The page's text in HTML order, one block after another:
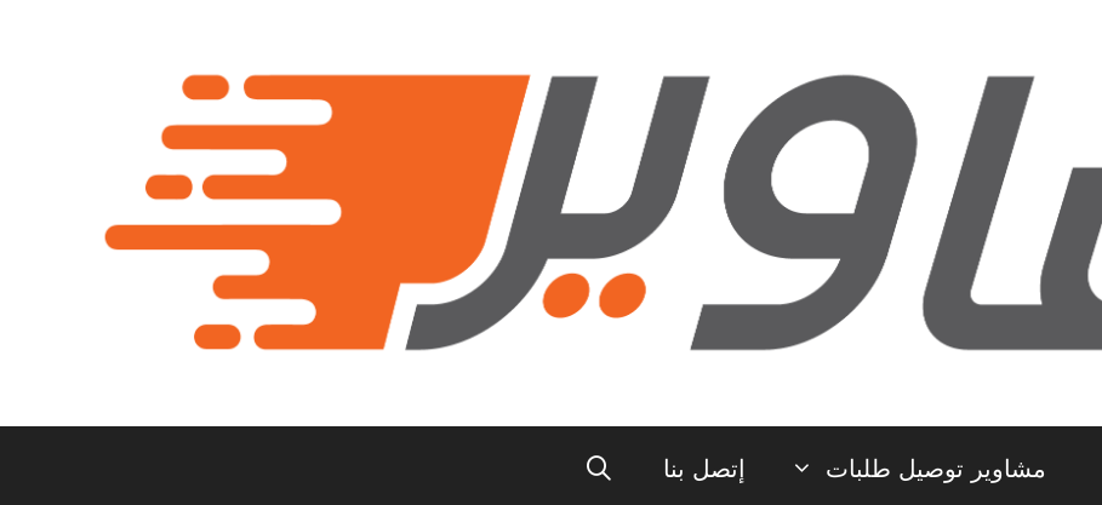
مشاوير توصيل طلبات إتصل بنا